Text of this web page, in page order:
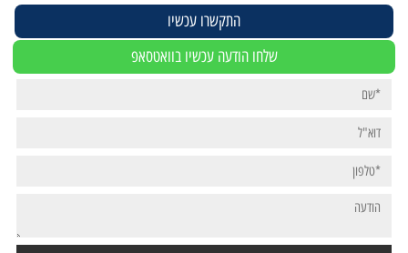
התקשרו עכשיו
שלחו הודעה עכשיו בוואטסאפ